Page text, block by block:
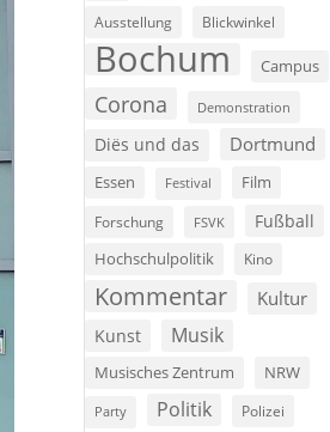
Ausstellung Blickwinkel
Bochum Campus
Corona Demonstration
Diës und das Dortmund
Essen Festival Film
Forschung FSVK Fußball
Hochschulpolitik Kino
Kommentar Kultur
Kunst Musik
Musisches Zentrum NRW
Party Politik Polizei